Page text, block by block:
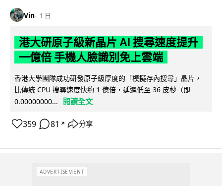
Vin 1 日
港大研原子級新晶片 AI 搜尋速度提升
一億倍 手機人臉識別免上雲端
香港大學團隊成功研發原子級厚度的「模擬存內搜尋」晶片，
比傳統 CPU 搜尋速度快約 1 億倍，延遲低至 36 皮秒（即
0.00000000...
閱讀全文
359 81 ↗ 分享
ADVERTISEMENT